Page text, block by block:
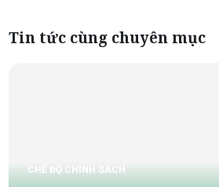
Tin tức cùng chuyên mục
CHẾ ĐỘ CHÍNH SÁCH